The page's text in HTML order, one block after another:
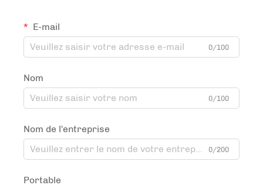
E-mail
0/100
Nom
0/100
Nom de l'entreprise
0/200
Portable